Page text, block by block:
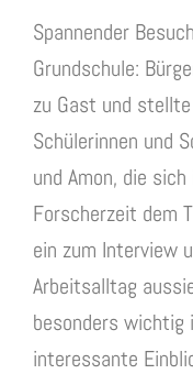
Spannender
Grundschule:
zu Gast und
Schülerinnen und
und Amon, die
Forscherzeit dem
ein zum Interview
Arbeitsalltag
besonders wichtig
interessante